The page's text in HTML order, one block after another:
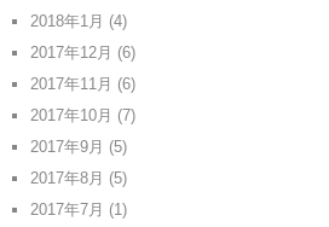
2018年1月 (4)
2017年12月 (6)
2017年11月 (6)
2017年10月 (7)
2017年9月 (5)
2017年8月 (5)
2017年7月 (1)